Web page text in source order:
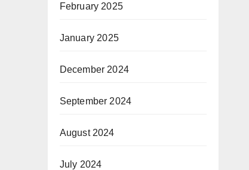
February 2025
January 2025
December 2024
September 2024
August 2024
July 2024